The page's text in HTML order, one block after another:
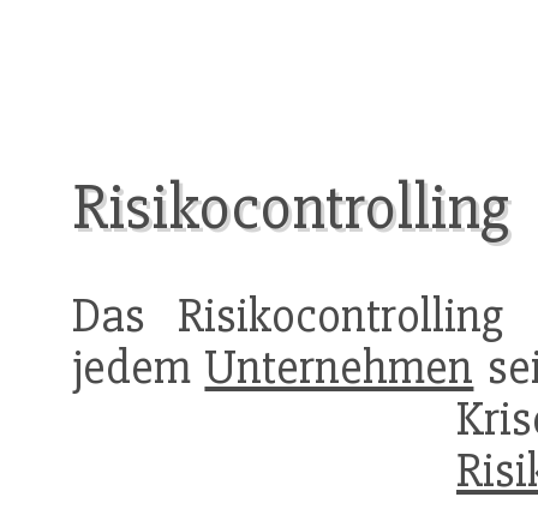
Risikocontrolling
Das
jedem Unternehmen